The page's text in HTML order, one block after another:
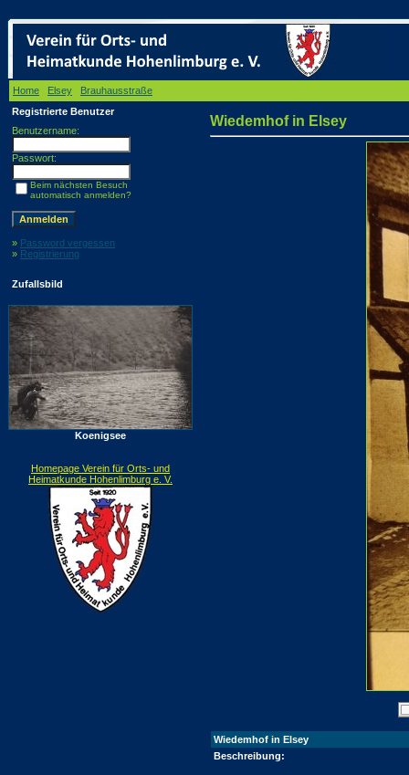
Home Elsey Brauhausstraße
Registrierte Benutzer
Benutzername:
Passwort:
Beim nächsten Besuch
automatisch anmelden?
» Password vergessen
» Registrierung
Zufallsbild
Koenigsee
Homepage Verein für Orts- und
Heimatkunde Hohenlimburg e. V.
Wiedemhof in Elsey
Wiedemhof in Elsey
Beschreibung: